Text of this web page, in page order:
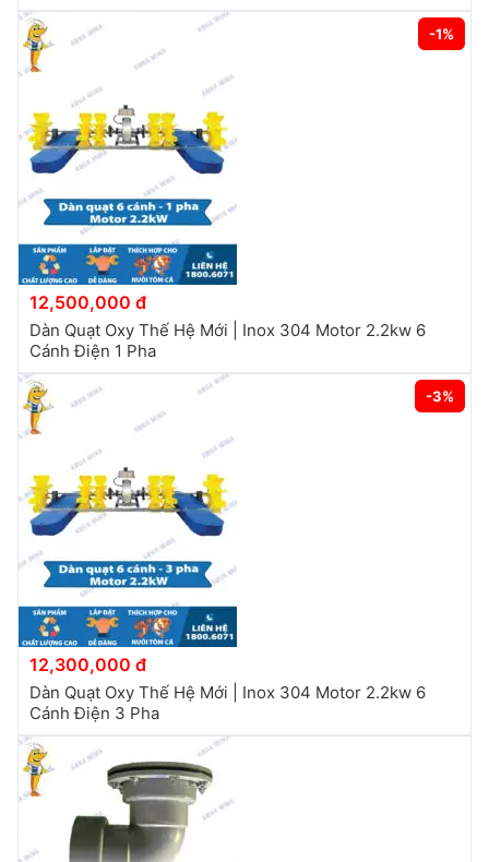
-1%
12,500,000 đ
Dàn Quạt Oxy Thế Hệ Mới | Inox 304 Motor 2.2kw 6
Cánh Điện 1 Pha
-3%
12,300,000 đ
Dàn Quạt Oxy Thế Hệ Mới | Inox 304 Motor 2.2kw 6
Cánh Điện 3 Pha